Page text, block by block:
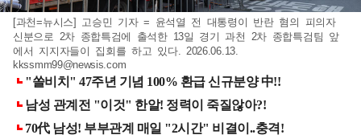
[과천=뉴시스] 고승민 기자 = 윤석열 전 대통령이 반란 혐의 피의자
신분으로 2차 종합특검에 출석한 13일 경기 과천 2차 종합특검팀 앞
에서 지지자들이 집회를 하고 있다. 2026.06.13.
kkssmm99@newsis.com